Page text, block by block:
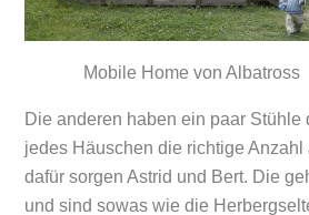
Mobile Home von Albatross
Die anderen haben ein paar Stühle
jedes Häuschen die richtige Anzahl
dafür sorgen Astrid und Bert. Die
und sind sowas wie die